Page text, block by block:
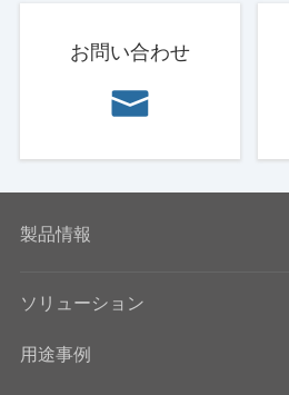
お問い合わせ
製品情報
ソリューション
用途事例